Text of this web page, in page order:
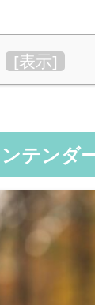
[表示]
テンダ